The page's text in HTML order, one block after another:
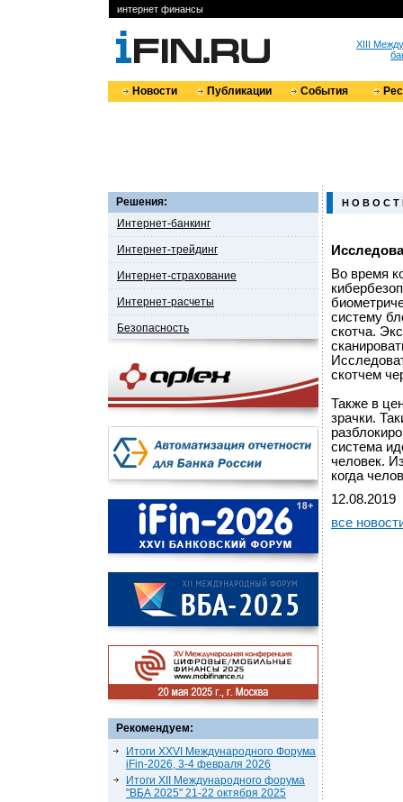
интернет финансы
XIII
Новости Публикации События
Решения:
Интернет-банкинг
Интернет-трейдинг
Интернет-страхование
Интернет-расчеты
Безопасность
Рекомендуем:
Итоги XXVI Международного Форума
iFin-2026, 3-4 февраля 2026
Итоги XII Международного форума
"ВБА 2025" 21-22 октября 2025
Н О В О С Т
Во время
систему
скотча.
скотчем
Также в
зрачки.
система
человек.
когда
12.08.2019
все